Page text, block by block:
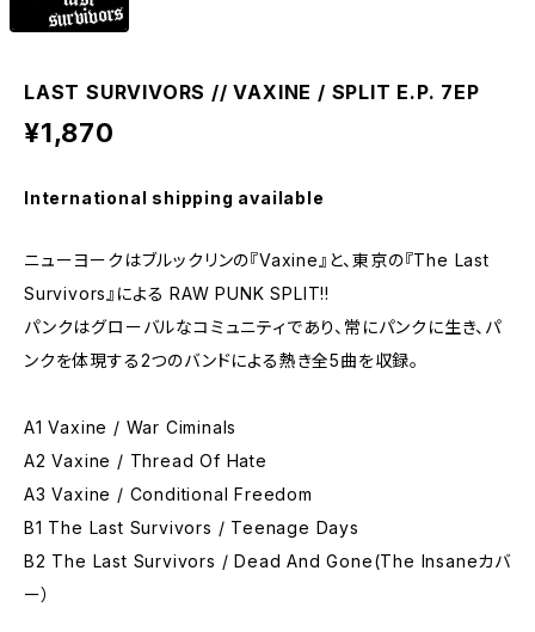
LAST SURVIVORS // VAXINE / SPLIT E.P. 7EP
¥1,870
International shipping available
ニューヨークはブルックリンの『Vaxine』と、東京の『The Last
Survivors』による RAW PUNK SPLIT!!
パンクはグローバルなコミュニティであり、常にパンクに生き、パ
ンクを体現する2つのバンドによる熱き全5曲を収録。
A1 Vaxine / War Ciminals
A2 Vaxine / Thread Of Hate
A3 Vaxine / Conditional Freedom
B1 The Last Survivors / Teenage Days
B2 The Last Survivors / Dead And Gone(The Insaneカバ
ー）